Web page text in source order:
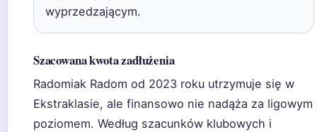
wyprzedzającym.
Szacowana kwota zadłużenia
Radomiak Radom od 2023 roku utrzymuje się w
Ekstraklasie, ale finansowo nie nadąża za ligowym
poziomem. Według szacunków klubowych i